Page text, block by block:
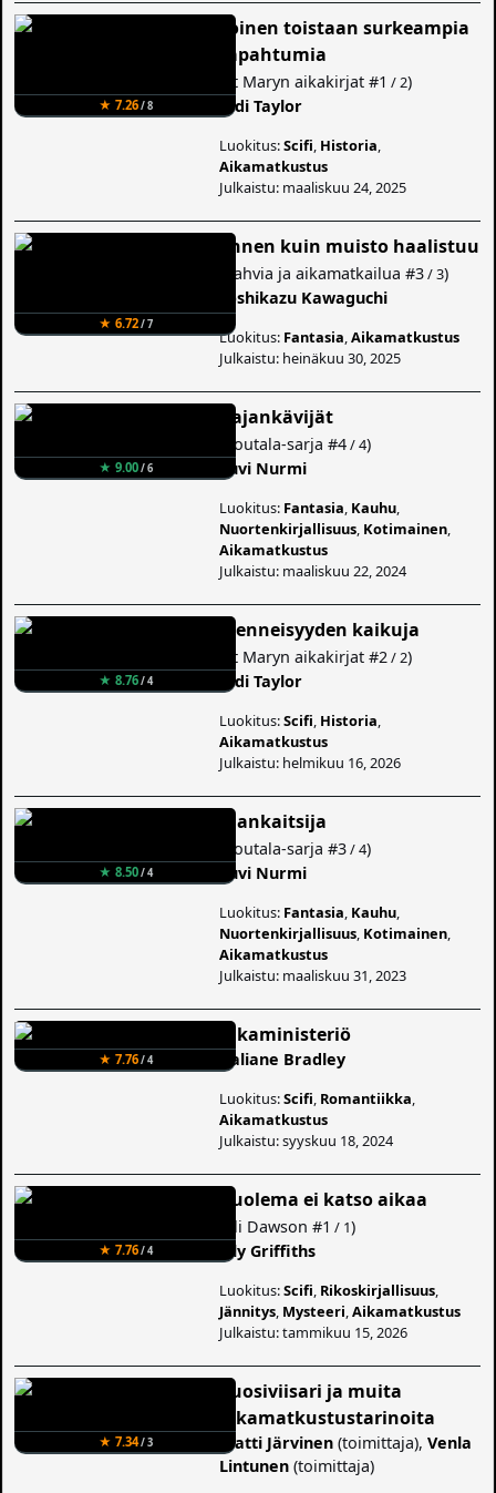
★ 7.26/ 8
Toinen toistaan surkeampia
tapahtumia
St Maryn aikakirjat #1 / 2)
Jodi Taylor
Luokitus:Scifi Historia
Aikamatkustus
Julkaistu: maaliskuu 24, 2025
★ 6.72/ 7
Ennen kuin muisto haalistuu
Kahvia ja aikamatkailua #3/ 3)
Toshikazu Kawaguchi
Luokitus: Fantasia ,Aikamatkustus
Julkaistu: heinäkuu 30, 2025
★ 9.00/ 6
Rajankävijät
Routala-sarja #4/ 4)
Suvi Nurmi
Luokitus: Fantasia Kauhu
Nuortenkirjallisuus Kotimainen
Aikamatkustus
Julkaistu: maaliskuu 22, 2024
★ 8.76/ 4
Menneisyyden kaikuja
St Maryn aikakirjat #2 / 2)
Jodi Taylor
Luokitus:Scifi Historia
Aikamatkustus
Julkaistu: helmikuu 16, 2026
★ 8.50/ 4
Ajankaitsija
Routala-sarja #3/ 4)
Suvi Nurmi
Luokitus: Fantasia Kauhu
Nuortenkirjallisuus Kotimainen
Aikamatkustus
Julkaistu: maaliskuu 31, 2023
★ 7.76/ 4
Aikaministeriö
Kaliane Bradley
Luokitus:Scifi Romantiikka
Aikamatkustus
Julkaistu: syyskuu 18, 2024
★ 7.76/ 4
Kuolema ei katso aikaa
Ali Dawson #1 / 1)
Elly Griffiths
Luokitus:Scifi Rikoskirjallisuus
Jännitys Mysteeri ,Aikamatkustus
Julkaistu: tammikuu 15, 2026
★ 7.34/ 3
Vuosiviisari ja muita
aikamatkustustarinoita
Matti Järvinen (toimittaja),Venla
Lintunen (toimittaja)